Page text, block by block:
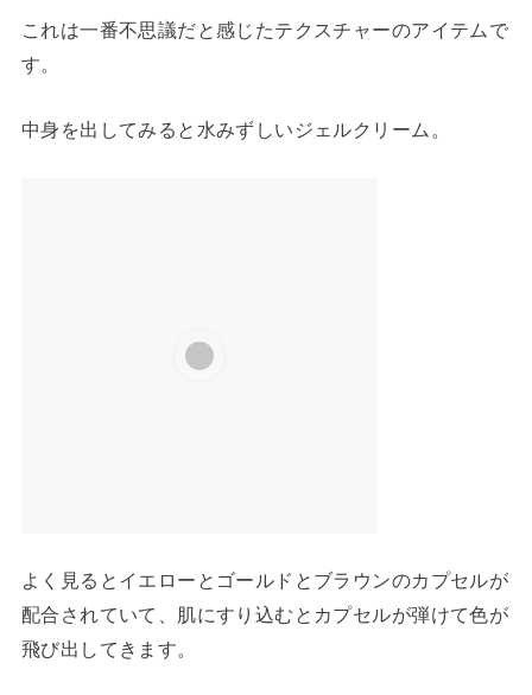
これは一番不思議だと感じたテクスチャーのアイテムで
す。
中身を出してみると水みずしいジェルクリーム。
よく見るとイエローとゴールドとブラウンのカプセルが
配合されていて、肌にすり込むとカプセルが弾けて色が
飛び出してきます。